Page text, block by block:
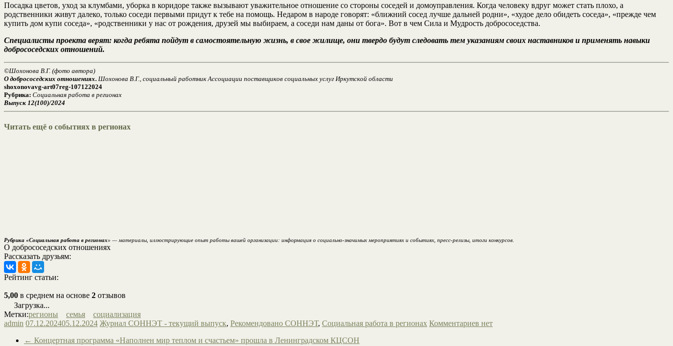
Посадка цветов, уход за клумбами, уборка в коридоре также вызывают уважительное отношение со стороны соседей и домоуправления. Когда человеку вдруг может стать плохо, а
родственники живут далеко, только соседи первыми придут к тебе на помощь. Недаром в народе говорят: «ближний сосед лучше дальней родни», «худое дело обидеть соседа», «прежде чем
купить дом купи соседа», «родственники у нас от рождения, друзей мы выбираем, а соседи нам даны от бога». Вот в чем Сила и Мудрость добрососедства.
Специалисты проекта верят: когда ребята пойдут в самостоятельную жизнь, в свое жилище, они твердо будут следовать тем указаниям своих наставников и применять навыки
добрососедских отношений.
©Шохонова В.Г. (фото автора)
О добрососедских отношениях. Шохонова В.Г., социальный работник Ассоциации поставщиков социальных услуг Иркутской области
shoxonovavg-art07reg-107122024
Рубрика: Социальная работа в регионах
Выпуск 12(100)/2024
Читать ещё о событиях в регионах
Рубрика «Социальная работа в регионах» — материалы, иллюстрирующие опыт работы вашей организации: информация о социально-значимых мероприятиях и событиях, пресс-релизы, итоги конкурсов.
О добрососедских отношениях
Рассказать друзьям:
Рейтинг статьи:
5,00 в среднем на основе 2 отзывов
Загрузка...
Метки:регионы семья
социализация
admin 07.12.202405.12.2024 Журнал СОННЭТ - текущий выпуск, Рекомендовано СОННЭТ, Социальная работа в регионах Комментариев нет
← Концертная программа «Наполнен мир теплом и счастьем» прошла в Ленинградском КЦСОН